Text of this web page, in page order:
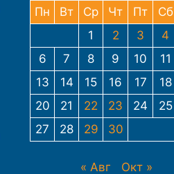
Пн
Вт Ср Чт Пт Сб
1
2 3 4
6
7 8 9 10 11
13
14 15 16 17 18
20
21 22 23 24 25
27
28 29 30
« Авг Окт »